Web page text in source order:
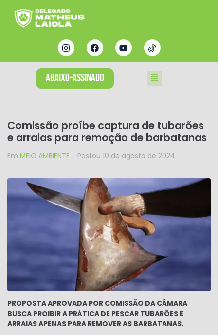
ABAIXO-ASSINADO
Comissão proíbe captura de tubarões
e arraias para remoção de barbatanas
Em MEIO AMBIENTE Postou 10 de agosto de 2024
PROPOSTA APROVADA POR COMISSÃO DA CÂMARA
BUSCA PROIBIR A PRÁTICA DE PESCAR TUBARÕES E
ARRAIAS APENAS PARA REMOVER AS BARBATANAS.